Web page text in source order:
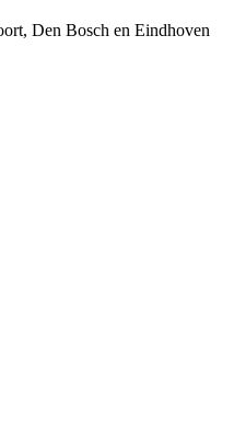
Den Bosch en Eindhoven